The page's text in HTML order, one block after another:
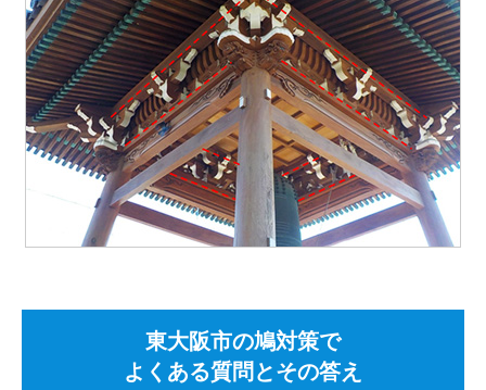
東大阪市の鳩対策で
よくある質問とその答え